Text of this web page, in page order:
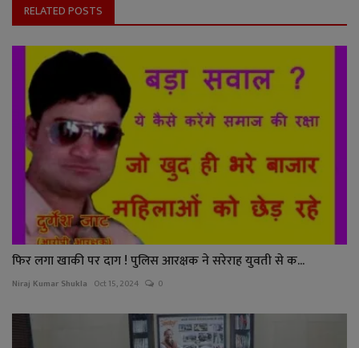
RELATED POSTS
फिर लगा खाकी पर दाग ! पुलिस आरक्षक ने सरेराह युवती से क...
Niraj Kumar Shukla Oct 15, 2024 0